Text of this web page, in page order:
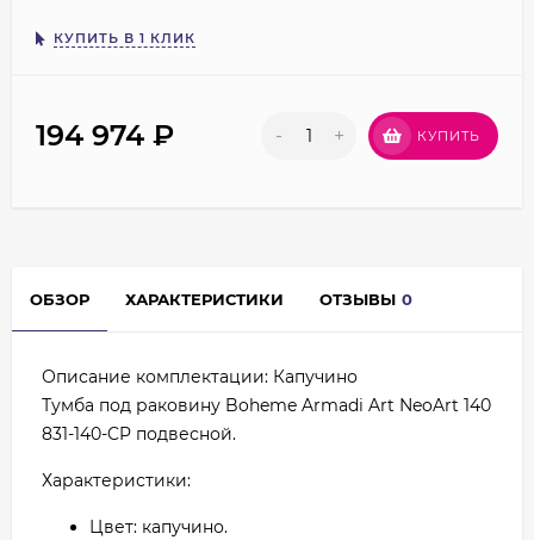
КУПИТЬ В 1 КЛИК
194 974 ₽ - + КУПИТЬ
ОБЗОР ХАРАКТЕРИСТИКИ ОТЗЫВЫ 0
Описание комплектации: Капучино
Тумба под раковину Boheme Armadi Art NeoArt 140
831-140-CP подвесной.
Характеристики:
Цвет: капучино.